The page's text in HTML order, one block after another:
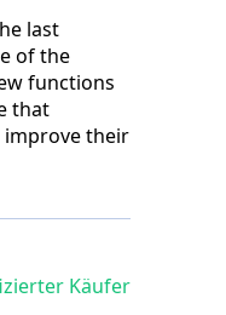
last
of the
functions
that
their
Käufer